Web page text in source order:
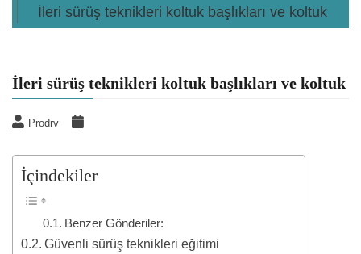
İleri sürüş teknikleri koltuk başlıkları ve koltuk
İleri sürüş teknikleri koltuk başlıkları ve koltuk
Prodrv
İçindekiler
Benzer Gönderiler:
Güvenli sürüş teknikleri eğitimi